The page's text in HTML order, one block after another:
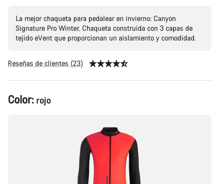
La mejor chaqueta para pedalear en invierno: Canyon
Signature Pro Winter. Chaqueta construida con 3 capas de
tejido eVent que proporcionan un aislamiento y comodidad.
Reseñas de clientes (23)
Configuración
del
Color: rojo